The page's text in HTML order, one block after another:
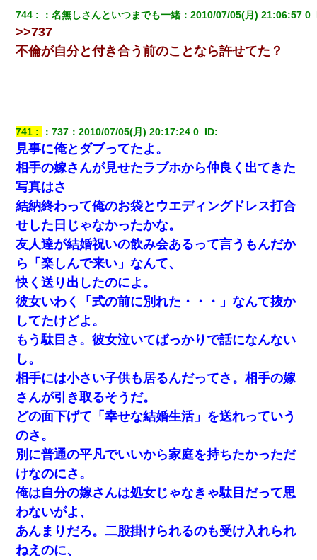
朝起きたら嫁がいなかった。俺（嫁も嫁実家も電話に出ない…不
安だ）→ 仕事を早退して帰宅すると、嫁と嫁両親と知らない男が
２人・・・
だ！」私「いいけど弁護士通して。私も請求する」夫「」
出張中の旦那から『フリンしやがって、このクズ』と電話が。私
「本当に家まで来たの？証拠は？」旦那「俺の言葉が信じられな
いのか！」→ 離婚後
ミスした新人(
)に冗談で「行為させてくれたら許してあげる」
って言ったら・・・
結婚生活10ヶ月目で嫁から一方的に「もう冷めた」と離婚切り出
された
この母親は娘の黒歴史を掘り出さないと死ぬんか？ 死ぬんか？
裁判官「お互いに最後に言いたいことはありますか」バカ夫
「…」A「夫を一発殴らせてほしい」裁判官「どうぞ」
私「結婚やめるわ」 婚約者「え？なんでなんで？」 → 放置した
結果…｜生活｜ワロタあんてな
童貞俺、宅飲みした女友達2人を家に泊めた結果ｗｗｗｗｗｗ
日曜日、会社の窓を見ると同僚の姿。俺（あれ？ディズニーシー
じゃ？）→俺電話「今何してんの？」同僚「シーで並んでるこ
と！」俺「会社にいない？」→次の瞬間、すごい鳥肌が立った
最近うちの庭に知らない男の人がしょっちゅう入ってくる。それ
を職場で愚痴ったら、同僚男性が怒鳴りつけてきた。
744 ：名無しさんといつまでも一緒 ：2010/07/05(月) 21:06:57 0
>>737
不倫が自分と付き合う前のことなら許せてた？
741 ：737 ：2010/07/05(月) 20:17:24 0 ID:
見事に俺とダブってたよ。
相手の嫁さんが見せたラブホから仲良く出てきた
写真はさ
結納終わって俺のお袋とウエディングドレス打合
せした日じゃなかったかな。
友人達が結婚祝いの飲み会あるって言うもんだか
ら「楽しんで来い」なんて、
快く送り出したのによ。
彼女いわく「式の前に別れた・・・」なんて抜か
してたけどよ。
もう駄目さ。彼女泣いてばっかりで話になんない
し。
相手には小さい子供も居るんだってさ。相手の嫁
さんが引き取るそうだ。
どの面下げて「幸せな結婚生活」を送れっていう
のさ。
別に普通の平凡でいいから家庭を持ちたかっただ
けなのにさ。
俺は自分の嫁さんは処女じゃなきゃ駄目だって思
わないがよ、
あんまりだろ。二股掛けられるのも受け入れられ
ねえのに、